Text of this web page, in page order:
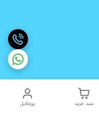
پروفایل سبد خرید